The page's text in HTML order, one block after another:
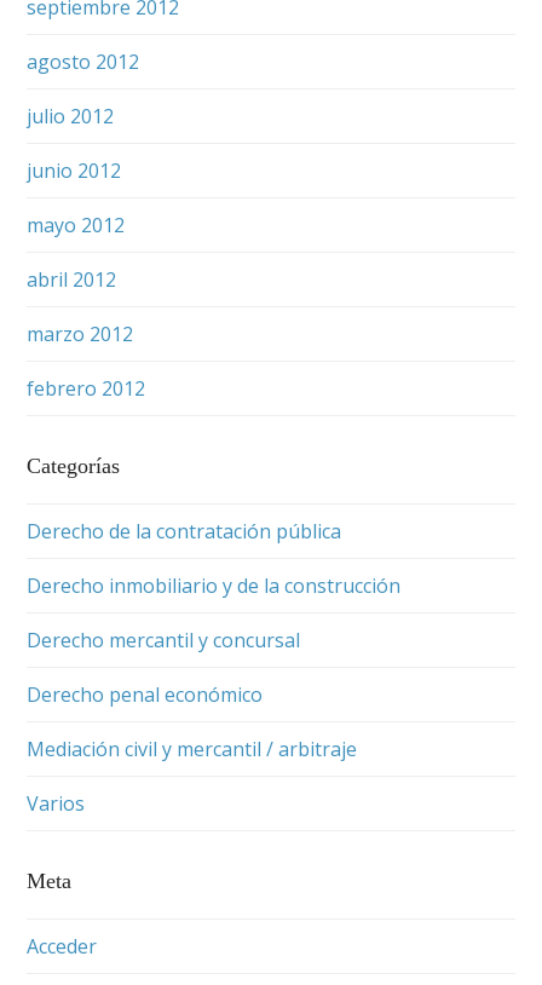
septiembre 2012
agosto 2012
julio 2012
junio 2012
mayo 2012
abril 2012
marzo 2012
febrero 2012
Categorías
Derecho de la contratación pública
Derecho inmobiliario y de la construcción
Derecho mercantil y concursal
Derecho penal económico
Mediación civil y mercantil / arbitraje
Varios
Meta
Acceder